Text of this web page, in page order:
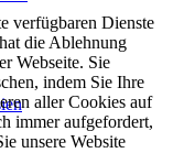
verfügbaren Dienste
die Ablehnung
Webseite. Sie
indem Sie Ihre
aller Cookies auf
immer aufgefordert,
unsere Website